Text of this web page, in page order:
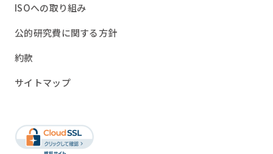
ISOへの取り組み
公的研究費に関する方針
約款
サイトマップ